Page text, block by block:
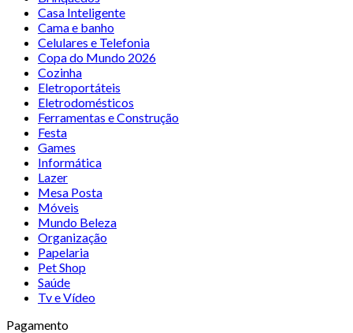
Casa Inteligente
Cama e banho
Celulares e Telefonia
Copa do Mundo 2026
Cozinha
Eletroportáteis
Eletrodomésticos
Ferramentas e Construção
Festa
Games
Informática
Lazer
Mesa Posta
Móveis
Mundo Beleza
Organização
Papelaria
Pet Shop
Saúde
Tv e Vídeo
Pagamento